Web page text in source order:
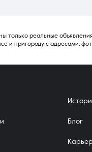
только реальные
и пригороду с адресами,
Блог